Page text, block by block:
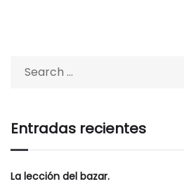
Entradas recientes
La lección del bazar.